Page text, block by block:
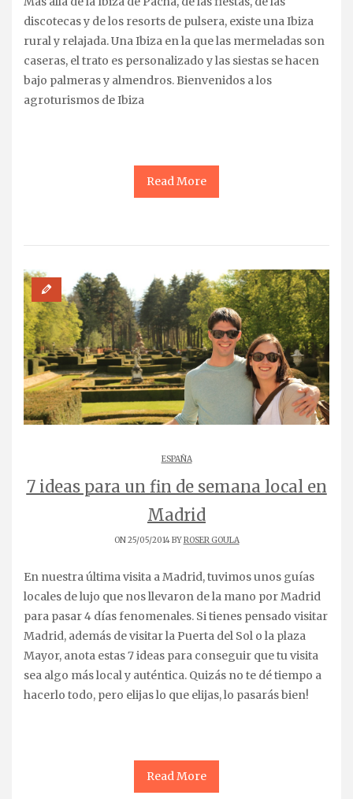
discotecas y de los resorts de pulsera, existe una Ibiza
rural y relajada. Una Ibiza en la que las mermeladas son
caseras, el trato es personalizado y las siestas se hacen
bajo palmeras y almendros. Bienvenidos a los
agroturismos de Ibiza
Read More
ESPAÑA
7 ideas para un fin de semana local en
Madrid
ON 25/05/2014 BYROSER GOULA
En nuestra última visita a Madrid, tuvimos unos guías
locales de lujo que nos llevaron de la mano por Madrid
para pasar 4 días fenomenales. Si tienes pensado visitar
Madrid, además de visitar la Puerta del Sol o la plaza
Mayor, anota estas 7 ideas para conseguir que tu visita
sea algo más local y auténtica. Quizás no te dé tiempo a
hacerlo todo, pero elijas lo que elijas, lo pasarás bien!
Read More